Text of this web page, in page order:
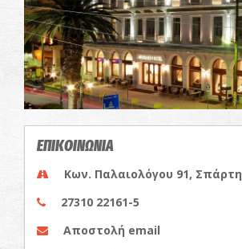
ΕΠΙΚΟΙΝΩΝΙΑ
Κων. Παλαιολόγου 91, Σπάρτη
27310 22161-5
Αποστολή email